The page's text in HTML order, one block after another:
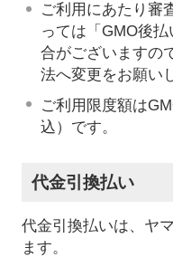
ご利用にあたり審
っては「GMO後
合がございますの
法へ変更をお願い
ご利用限度額は
込）です。
代金引換払い
代金引換払いは、ヤ
ます。